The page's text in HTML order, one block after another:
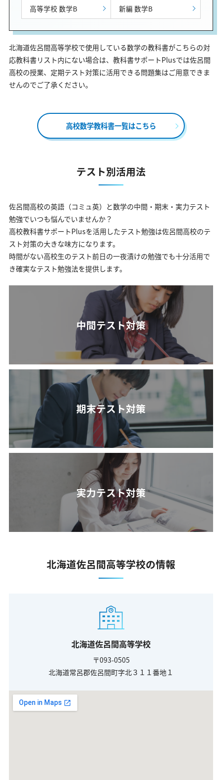
高等学校 数学B 新編 数学B
北海道佐呂間高等学校で使用している数学の教科書がこちらの対
応教科書リスト内にない場合は、教科書サポートPlusでは佐呂間
高校の授業、定期テスト対策に活用できる問題集はご用意できま
せんのでご了承ください。
高校数学教科書一覧はこちら
テスト別活用法
佐呂間高校の英語（コミュ英）と数学の中間・期末・実力テスト
勉強でいつも悩んでいませんか？
高校教科書サポートPlusを活用したテスト勉強は佐呂間高校のテ
スト対策の大きな味方になります。
時間がない高校生のテスト前日の一夜漬けの勉強でも十分活用で
き確実なテスト勉強法を提供します。
中間テスト対策
期末テスト対策
実力テスト対策
北海道佐呂間高等学校の情報
北海道佐呂間高等学校
〒093-0505
北海道常呂郡佐呂間町字北３１１番地１